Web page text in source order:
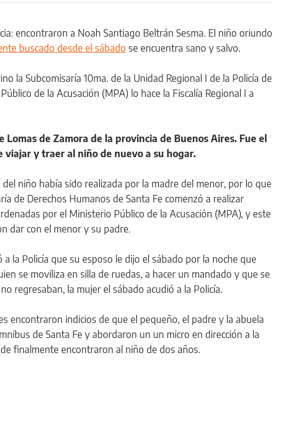
encontraron a Noah Santiago Beltrán Sesma. El niño oriundo
buscado desde el sábado se encuentra sano y salvo.
la Subcomisaría 10ma. de la Unidad Regional I de la Policía de
de la Acusación (MPA) lo hace la Fiscalía Regional I a
de Zamora de la provincia de Buenos Aires. Fue el
viajar y traer al niño de nuevo a su hogar.
niño había sido realizada por la madre del menor, por lo que
de Derechos Humanos de Santa Fe comenzó a realizar
por el Ministerio Público de la Acusación (MPA), y este
dar con el menor y su padre.
la Policía que su esposo le dijo el sábado por la noche que
se moviliza en silla de ruedas, a hacer un mandado y que se
regresaban, la mujer el sábado acudió a la Policía.
encontraron indicios de que el pequeño, el padre y la abuela
de Santa Fe y abordaron un un micro en dirección a la
finalmente encontraron al niño de dos años.